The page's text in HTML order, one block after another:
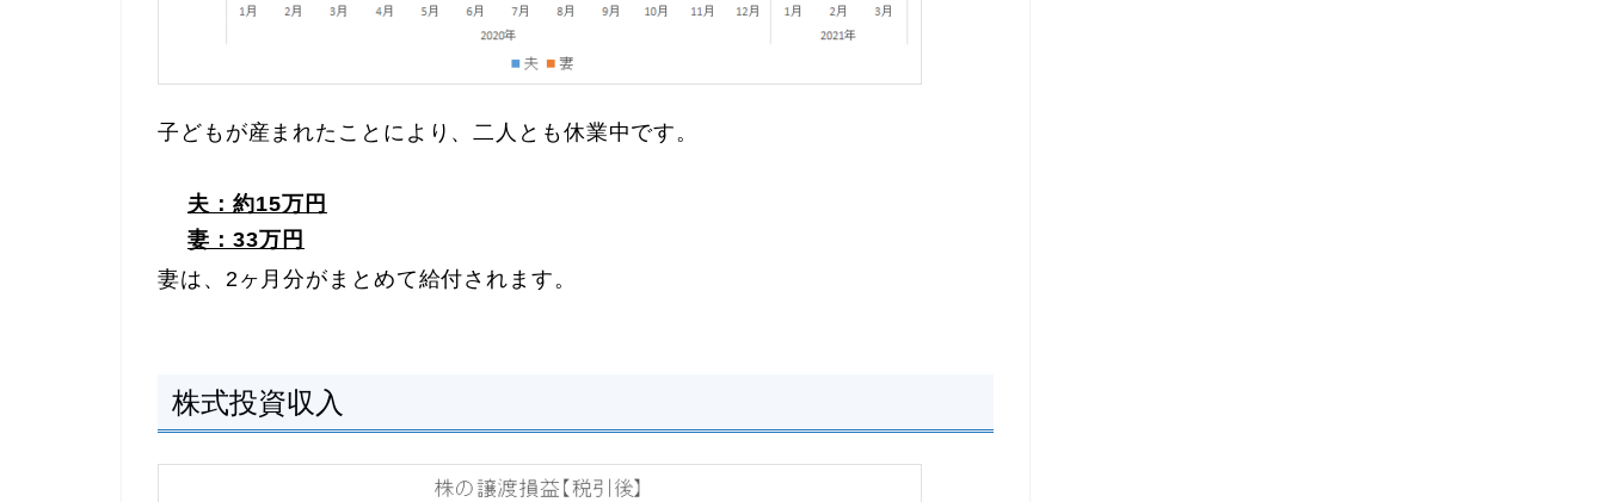
子どもが産まれたことにより、二人とも休業中です。
夫：約15万円
妻：33万円
妻は、2ヶ月分がまとめて給付されます。
株式投資収入